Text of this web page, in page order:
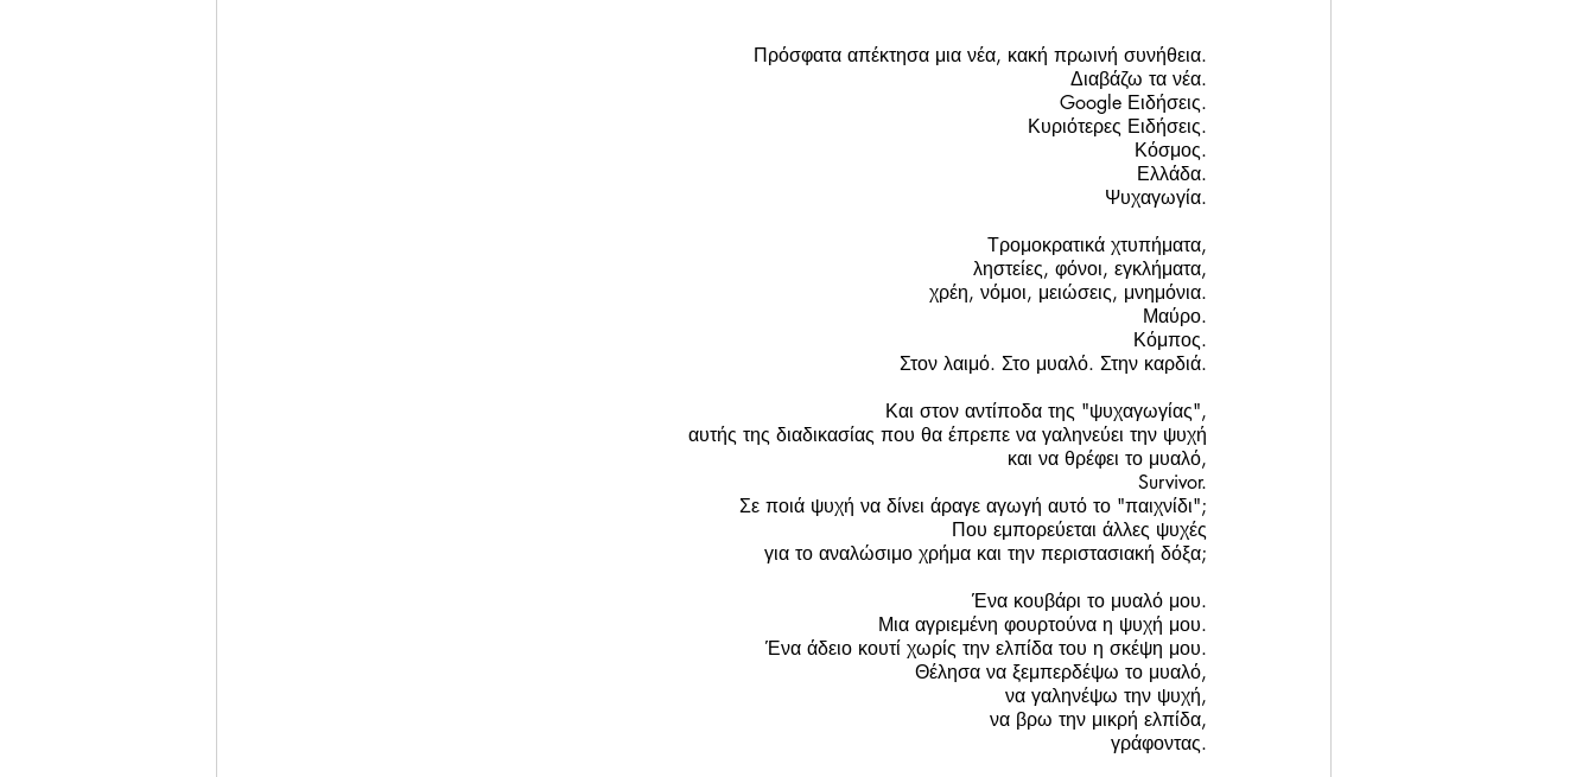
Πρόσφατα απέκτησα μια νέα, κακή πρωινή συνήθεια.
Διαβάζω τα νέα.
Google Ειδήσεις.
Κυριότερες Ειδήσεις.
Κόσμος.
Ελλάδα.
Ψυχαγωγία.
Τρομοκρατικά χτυπήματα,
ληστείες, φόνοι, εγκλήματα,
χρέη, νόμοι, μειώσεις, μνημόνια.
Μαύρο.
Κόμπος.
Στον λαιμό. Στο μυαλό. Στην καρδιά.
Και στον αντίποδα της "ψυχαγωγίας",
αυτής της διαδικασίας που θα έπρεπε να γαληνεύει την ψυχή
και να θρέφει το μυαλό,
Survivor.
Σε ποιά ψυχή να δίνει άραγε αγωγή αυτό το "παιχνίδι";
Που εμπορεύεται άλλες ψυχές
για το αναλώσιμο χρήμα και την περιστασιακή δόξα;
Ένα κουβάρι το μυαλό μου.
Μια αγριεμένη φουρτούνα η ψυχή μου.
Ένα άδειο κουτί χωρίς την ελπίδα του η σκέψη μου.
Θέλησα να ξεμπερδέψω το μυαλό,
να γαληνέψω την ψυχή,
να βρω την μικρή ελπίδα,
γράφοντας.